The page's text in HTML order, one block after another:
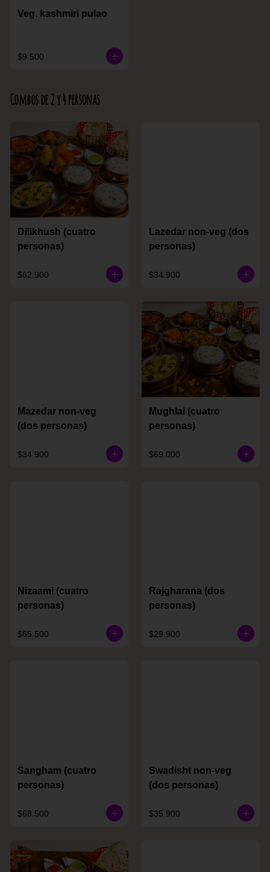
Veg. kashmiri pulao
$9.500
Combos de 2 y 4 personas
Dilikhush (cuatro
personas)
$62.900
Lazedar non-veg (dos
personas)
$34.900
Mazedar non-veg
(dos personas)
$34.900
Mughlai (cuatro
personas)
$69.000
Nizaami (cuatro
personas)
$65.500
Rajgharana (dos
personas)
$29.900
Sangham (cuatro
personas)
$68.500
Swadisht non-veg
(dos personas)
$35.900